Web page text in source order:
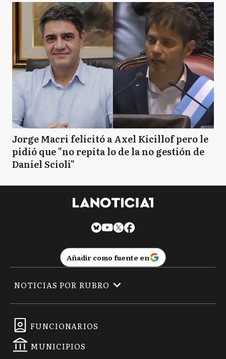
Jorge Macri felicitó a Axel Kicillof pero le
pidió que "no repita lo de la no gestión de
Daniel Scioli"
Añadir como fuente en
FUNCIONARIOS
MUNICIPIOS
NOTICIAS POR RUBRO